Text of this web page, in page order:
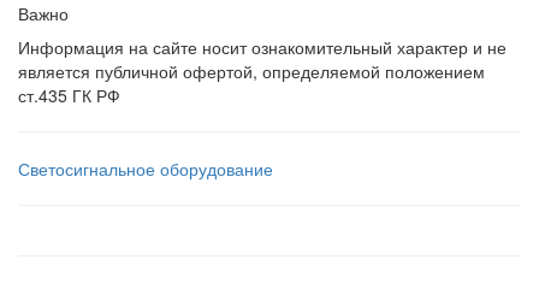
Важно
Информация на сайте носит ознакомительный характер и не
является публичной офертой, определяемой положением
ст.435 ГК РФ
Светосигнальное оборудование